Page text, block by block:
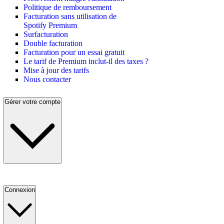
Politique de remboursement
Facturation sans utilisation de
Spotify Premium
Surfacturation
Double facturation
Facturation pour un essai gratuit
Le tarif de Premium inclut-il des taxes ?
Mise à jour des tarifs
Nous contacter
Gérer votre compte
Connexion